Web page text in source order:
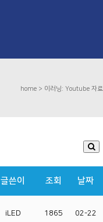
home > 이러닝: Youtube 자료
글쓴이 조회 날짜
iLED 1865 02-22